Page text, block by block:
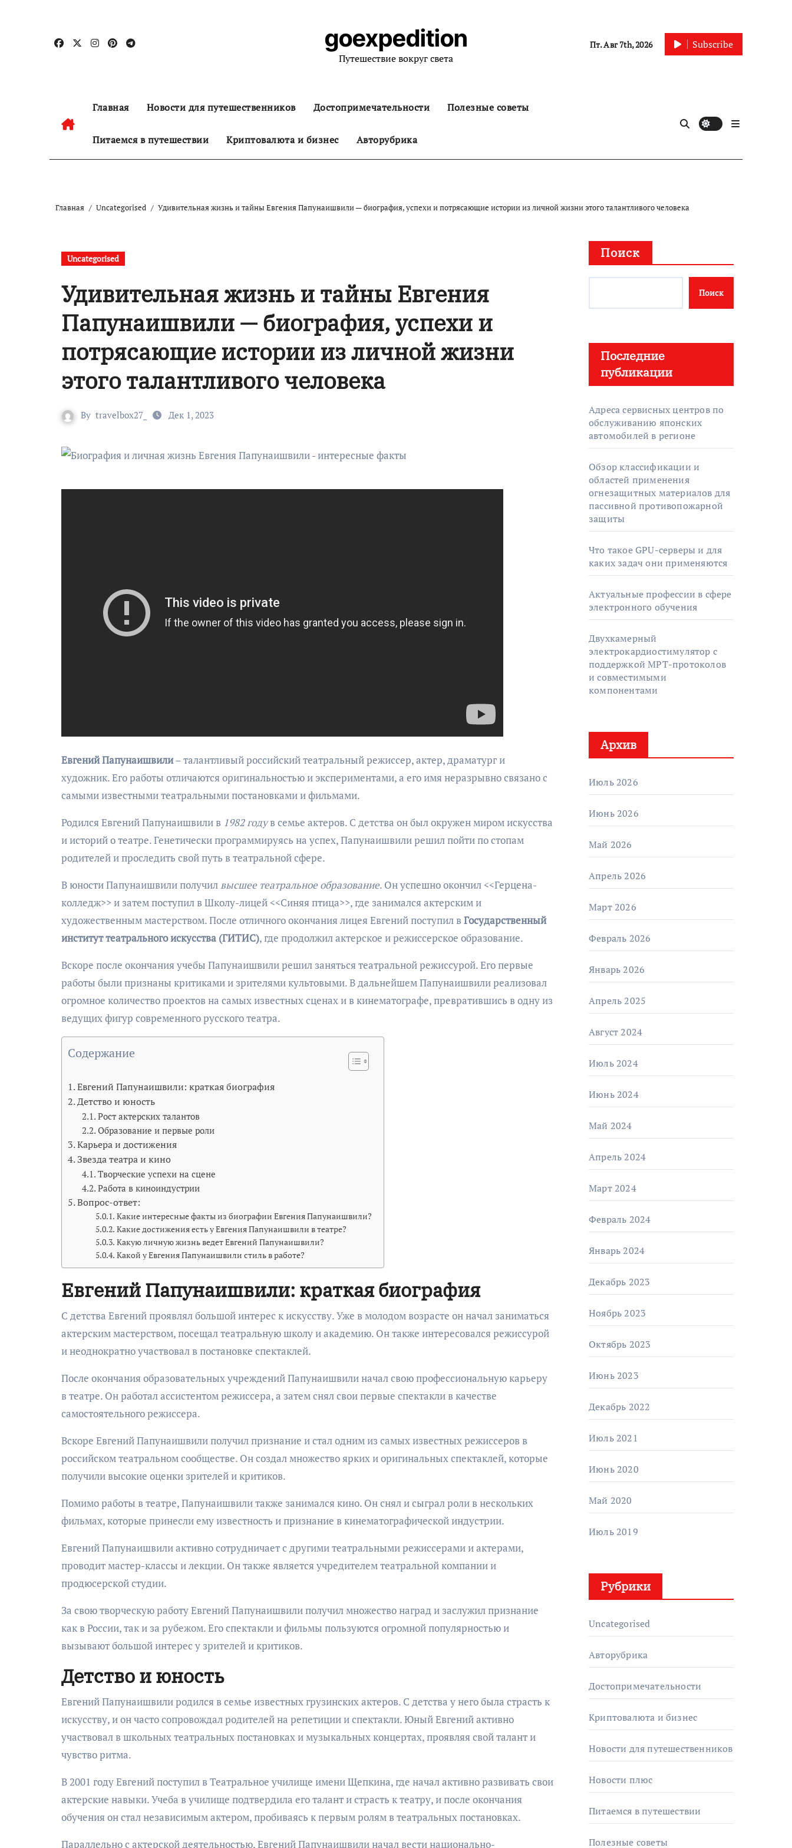
содержанию
goexpedition
Путешествие вокруг света
Пт. Авг 7th, 2026 Subscribe
Главная Новости для путешественников Достопримечательности Полезные советы
Питаемся в путешествии Криптовалюта и бизнес Авторубрика
Главная Uncategorised Удивительная жизнь и тайны Евгения Папунаишвили — биография, успехи и потрясающие истории из личной жизни этого талантливого человека
Uncategorised
Удивительная жизнь и тайны Евгения
Папунаишвили — биография, успехи и
потрясающие истории из личной жизни
этого талантливого человека
By travelbox27_ Дек 1, 2023
Евгений Папунаишвили– талантливый российский театральный режиссер, актер, драматург и
художник. Его работы отличаются оригинальностью и экспериментами, а его имя неразрывно связано с
самыми известными театральными постановками и фильмами.
Родился Евгений Папунаишвили в 1982 годув семье актеров. С детства он был окружен миром искусства
и историй о театре. Генетически программируясь на успех, Папунаишвили решил пойти по стопам
родителей и проследить свой путь в театральной сфере.
В юности Папунаишвили получил высшее театральное образование. Он успешно окончил <<Герцена-
колледж>> и затем поступил в Школу-лицей <<Синяя птица>>, где занимался актерским и
художественным мастерством. После отличного окончания лицея Евгений поступил в Государственный
институт театрального искусства (ГИТИС), где продолжил актерское и режиссерское образование.
Вскоре после окончания учебы Папунаишвили решил заняться театральной режиссурой. Его первые
работы были признаны критиками и зрителями культовыми. В дальнейшем Папунаишвили реализовал
огромное количество проектов на самых известных сценах и в кинематографе, превратившись в одну из
ведущих фигур современного русского театра.
Содержание
Евгений Папунаишвили: краткая биография
Детство и юность
Рост актерских талантов
Образование и первые роли
Карьера и достижения
Звезда театра и кино
Творческие успехи на сцене
Работа в киноиндустрии
Вопрос-ответ:
Какие интересные факты из биографии Евгения Папунаишвили?
Какие достижения есть у Евгения Папунаишвили в театре?
Какую личную жизнь ведет Евгений Папунаишвили?
Какой у Евгения Папунаишвили стиль в работе?
Евгений Папунаишвили: краткая биография
С детства Евгений проявлял большой интерес к искусству. Уже в молодом возрасте он начал заниматься
актерским мастерством, посещал театральную школу и академию. Он также интересовался режиссурой
и неоднократно участвовал в постановке спектаклей.
После окончания образовательных учреждений Папунаишвили начал свою профессиональную карьеру
в театре. Он работал ассистентом режиссера, а затем снял свои первые спектакли в качестве
самостоятельного режиссера.
Вскоре Евгений Папунаишвили получил признание и стал одним из самых известных режиссеров в
российском театральном сообществе. Он создал множество ярких и оригинальных спектаклей, которые
получили высокие оценки зрителей и критиков.
Помимо работы в театре, Папунаишвили также занимался кино. Он снял и сыграл роли в нескольких
фильмах, которые принесли ему известность и признание в кинематографической индустрии.
Евгений Папунаишвили активно сотрудничает с другими театральными режиссерами и актерами,
проводит мастер-классы и лекции. Он также является учредителем театральной компании и
продюсерской студии.
За свою творческую работу Евгений Папунаишвили получил множество наград и заслужил признание
как в России, так и за рубежом. Его спектакли и фильмы пользуются огромной популярностью и
вызывают большой интерес у зрителей и критиков.
Детство и юность
Евгений Папунаишвили родился в семье известных грузинских актеров. С детства у него была страсть к
искусству, и он часто сопровождал родителей на репетиции и спектакли. Юный Евгений активно
участвовал в школьных театральных постановках и музыкальных концертах, проявляя свой талант и
чувство ритма.
В 2001 году Евгений поступил в Театральное училище имени Щепкина, где начал активно развивать свои
актерские навыки. Учеба в училище подтвердила его талант и страсть к театру, и после окончания
обучения он стал независимым актером, пробиваясь к первым ролям в театральных постановках.
Параллельно с актерской деятельностью, Евгений Папунаишвили начал вести национально-
Поиск
Поиск
Последние
публикации
Адреса сервисных центров по
обслуживанию японских
автомобилей в регионе
Обзор классификации и
областей применения
огнезащитных материалов для
пассивной противопожарной
защиты
Что такое GPU-серверы и для
каких задач они применяются
Актуальные профессии в сфере
электронного обучения
Двухкамерный
электрокардиостимулятор с
поддержкой МРТ-протоколов
и совместимыми
компонентами
Архив
Июль 2026
Июнь 2026
Май 2026
Апрель 2026
Март 2026
Февраль 2026
Январь 2026
Апрель 2025
Август 2024
Июль 2024
Июнь 2024
Май 2024
Апрель 2024
Март 2024
Февраль 2024
Январь 2024
Декабрь 2023
Ноябрь 2023
Октябрь 2023
Июнь 2023
Декабрь 2022
Июль 2021
Июнь 2020
Май 2020
Июль 2019
Рубрики
Uncategorised
Авторубрика
Достопримечательности
Криптовалюта и бизнес
Новости для путешественников
Новости плюс
Питаемся в путешествии
Полезные советы